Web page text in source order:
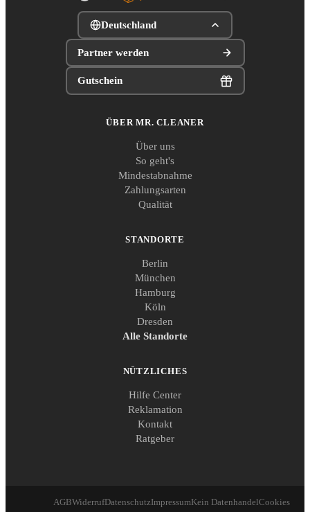
Deutschland
Partner werden
Gutschein
ÜBER MR. CLEANER
Über uns
So geht's
Mindestabnahme
Zahlungsarten
Qualität
STANDORTE
Berlin
München
Hamburg
Köln
Dresden
Alle Standorte
NÜTZLICHES
Hilfe Center
Reklamation
Kontakt
Ratgeber
AGBWiderrufDatenschutzImpressumKein DatenhandelCookies